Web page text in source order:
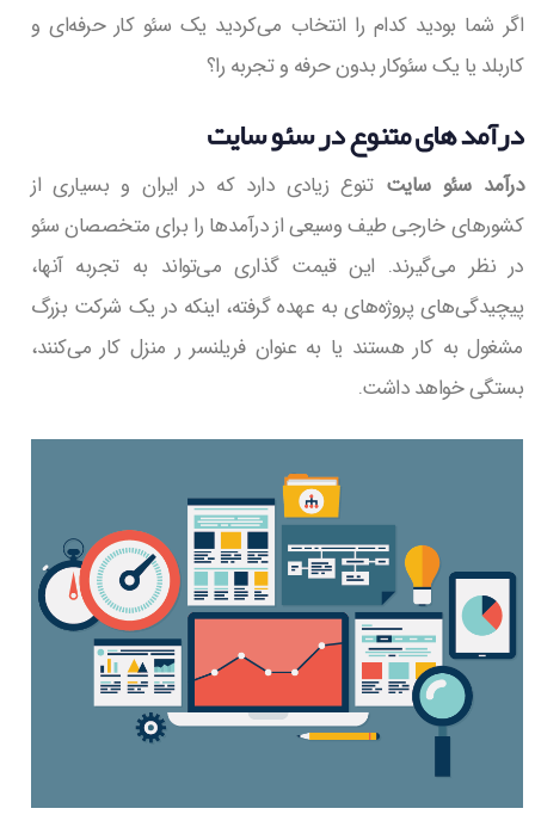
اگر شما بودید کدام را انتخاب می‌کردید یک سئو کار حرفه‌ای و
کاربلد یا یک سئوکار بدون حرفه و تجربه را؟
درآمد های متنوع در سئو سایت
درآمد سئو سایت تنوع زیادی دارد که در ایران و بسیاری از
کشورهای خارجی طیف وسیعی از درآمدها را برای متخصصان سئو
در نظر می‌گیرند. این قیمت گذاری می‌تواند به تجربه آنها،
پیچیدگی‌های پروژه‌های به عهده گرفته، اینکه در یک شرکت بزرگ
مشغول به کار هستند یا به عنوان فریلنسر ر منزل کار می‌کنند،
بستگی خواهد داشت.